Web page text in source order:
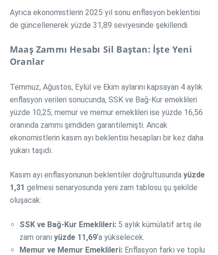
Ayrıca ekonomistlerin 2025 yıl sonu enflasyon beklentisi
de güncellenerek yüzde 31,89 seviyesinde şekillendi.
Maaş Zammı Hesabı Sil Baştan: İşte Yeni
Oranlar
Temmuz, Ağustos, Eylül ve Ekim aylarını kapsayan 4 aylık
enflasyon verileri sonucunda, SSK ve Bağ-Kur emeklileri
yüzde 10,25; memur ve memur emeklileri ise yüzde 16,56
oranında zammı şimdiden garantilemişti. Ancak
ekonomistlerin kasım ayı beklentisi hesapları bir kez daha
yukarı taşıdı.
Kasım ayı enflasyonunun beklentiler doğrultusunda yüzde
1,31 gelmesi senaryosunda yeni zam tablosu şu şekilde
oluşacak:
SSK ve Bağ-Kur Emeklileri: 5 aylık kümülatif artış ile
zam oranı yüzde 11,69‘a yükselecek.
Memur ve Memur Emeklileri: Enflasyon farkı ve toplu